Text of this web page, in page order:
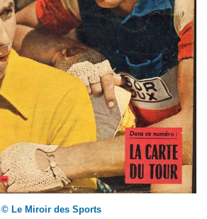
© Le Miroir des Sports